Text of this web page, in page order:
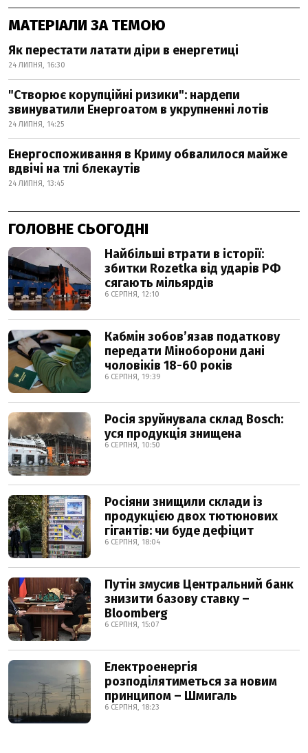
МАТЕРІАЛИ ЗА ТЕМОЮ
Як перестати латати діри в енергетиці
24 ЛИПНЯ, 16:30
"Створює корупційні ризики": нардепи
звинуватили Енергоатом в укрупненні лотів
24 ЛИПНЯ, 14:25
Енергоспоживання в Криму обвалилося майже
вдвічі на тлі блекаутів
24 ЛИПНЯ, 13:45
ГОЛОВНЕ СЬОГОДНІ
Найбільші втрати в історії:
збитки Rozetka від ударів РФ
сягають мільярдів
6 СЕРПНЯ, 12:10
Кабмін зобовʼязав податкову
передати Міноборони дані
чоловіків 18-60 років
6 СЕРПНЯ, 19:39
Росія зруйнувала склад Bosch:
уся продукція знищена
6 СЕРПНЯ, 10:50
Росіяни знищили склади із
продукцією двох тютюнових
гігантів: чи буде дефіцит
6 СЕРПНЯ, 18:04
Путін змусив Центральний банк
знизити базову ставку –
Bloomberg
6 СЕРПНЯ, 15:07
Електроенергія
розподілятиметься за новим
принципом – Шмигаль
6 СЕРПНЯ, 18:23